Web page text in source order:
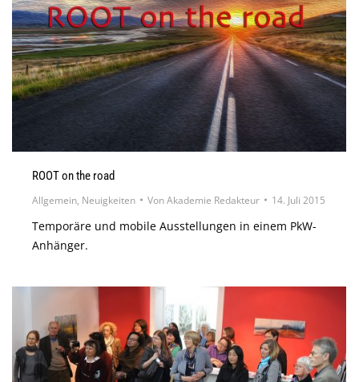
ROOT on the road
Allgemein, Neuigkeiten VonAkademie Redakteur 14. Juli 2015
Temporäre und mobile Ausstellungen in einem PkW-
Anhänger.